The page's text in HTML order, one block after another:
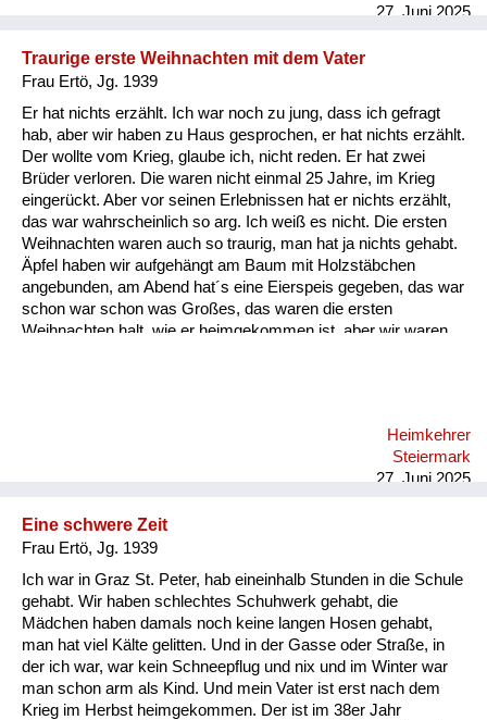
Wohnen
27. Juni 2025
Traurige erste Weihnachten mit dem Vater
Frau Ertö, Jg. 1939
Er hat nichts erzählt. Ich war noch zu jung, dass ich gefragt
hab, aber wir haben zu Haus gesprochen, er hat nichts erzählt.
Der wollte vom Krieg, glaube ich, nicht reden. Er hat zwei
Brüder verloren. Die waren nicht einmal 25 Jahre, im Krieg
eingerückt. Aber vor seinen Erlebnissen hat er nichts erzählt,
das war wahrscheinlich so arg. Ich weiß es nicht. Die ersten
Weihnachten waren auch so traurig, man hat ja nichts gehabt.
Äpfel haben wir aufgehängt am Baum mit Holzstäbchen
angebunden, am Abend hat´s eine Eierspeis gegeben, das war
schon war schon was Großes, das waren die ersten
Weihnachten halt, wie er heimgekommen ist, aber wir waren
Heimkehrer
Steiermark
27. Juni 2025
Eine schwere Zeit
Frau Ertö, Jg. 1939
Ich war in Graz St. Peter, hab eineinhalb Stunden in die Schule
gehabt. Wir haben schlechtes Schuhwerk gehabt, die
Mädchen haben damals noch keine langen Hosen gehabt,
man hat viel Kälte gelitten. Und in der Gasse oder Straße, in
der ich war, war kein Schneepflug und nix und im Winter war
man schon arm als Kind. Und mein Vater ist erst nach dem
Krieg im Herbst heimgekommen. Der ist im 38er Jahr